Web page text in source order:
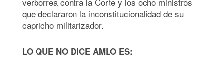
que declararon la inconstitucionalidad de su
capricho militarizador.
LO QUE NO DICE AMLO ES: